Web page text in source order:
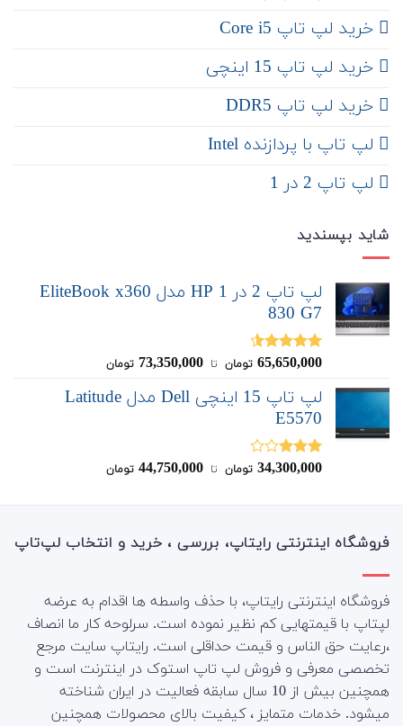
خرید لپ تاپ Core i5
‌‌ خرید لپ تاپ 15 اینچی
خرید لپ تاپ DDR5
لپ تاپ با پردازنده Intel
لپ تاپ 2 در 1
شاید بپسندید
لپ تاپ 2 در 1 HP مدل EliteBook x360
830 G7
نمره4.50
65,650,000 تومان ‌ تا ‌ 73,350,000 تومان
لپ تاپ 15 اینچی Dell مدل Latitude
E5570
نمره
34,300,000 تومان ‌ تا ‌ 44,750,000 تومان
فروشگاه اینترنتی رایتاپ، بررسی ، خرید و انتخاب لپ‌تاپ
فروشگاه اینترنتی رایتاپ، با حذف واسطه ها اقدام به عرضه
لپتاپ با قیمتهایی کم نظیر نموده است. سرلوحه کار ما انصاف
،رعایت حق الناس و قیمت حداقلی است. رایتاپ سایت مرجع
تخصصی معرفی و فروش لپ تاپ استوک در اینترنت است و
همچنین بیش از 10 سال سابقه فعالیت در ایران شناخته
میشود. خدمات متمایز ، کیفیت بالای محصولات همچنین